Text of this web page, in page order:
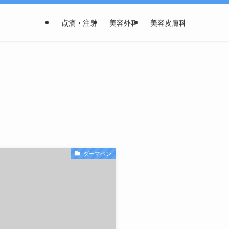
点滴・注射 美容外科 美容皮膚科
ダーマペン